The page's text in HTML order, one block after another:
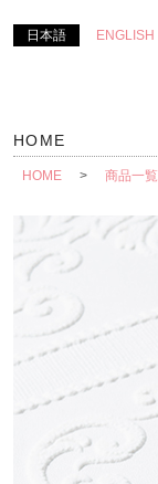
日本語 ENGLISH
HOME
HOME > 商品一覧